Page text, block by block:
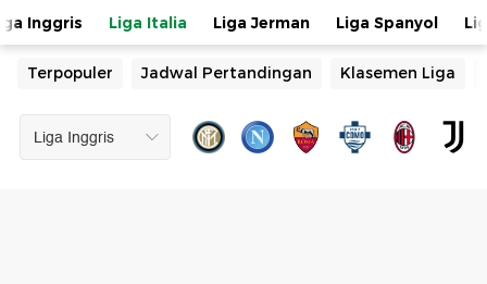
Inggris Liga Italia Liga Jerman Liga Spanyol
Terpopuler Jadwal Pertandingan Klasemen Liga